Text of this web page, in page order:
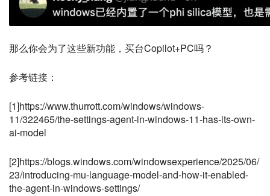
那么你会为了这些新功能，买台Copilot+PC吗？
参考链接：
[1]https://www.thurrott.com/windows/windows-
11/322465/the-settings-agent-in-windows-11-has-its-own-
ai-model
[2]https://blogs.windows.com/windowsexperience/2025/06/
23/introducing-mu-language-model-and-how-it-enabled-
the-agent-in-windows-settings/